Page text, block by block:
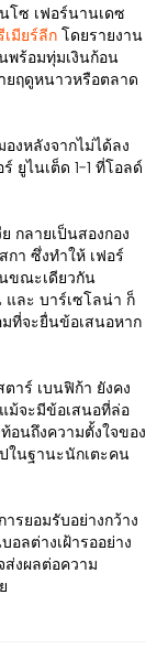
โซ เฟอร์นานเดซ
เมียร์ลีก โดยรายงาน
พร้อมทุ่มเงินก้อน
ฤดูหนาวหรือตลาด
งหลังจากไม่ได้ลง
ยูไนเต็ด 1-1 ที่โอลด์
กลายเป็นสองกอง
กา ซึ่งทำให้ เฟอร์
ขณะเดียวกัน
และ บาร์เซโลน่า ก็
ที่จะยื่นข้อเสนอหาก
าร์ เบนฟิก้า ยังคง
ม้จะมีข้อเสนอที่ล่อ
อนถึงความตั้งใจของ
ในฐานะนักเตะคน
รยอมรับอย่างกว้าง
ลต่างเฝ้ารออย่าง
ส่งผลต่อความ